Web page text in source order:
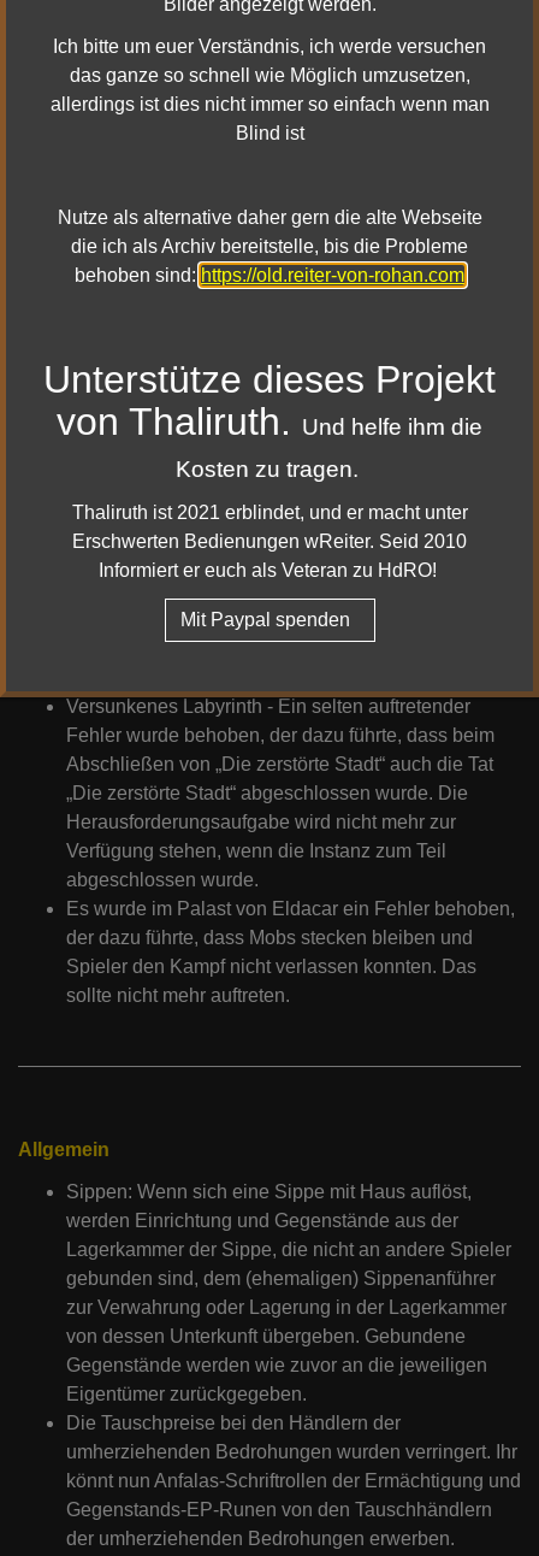
Es wurden an mehreren Orten in West-Rohan und
Gondor Lagerplatzfeuer hinzugefügt.
Das Angeln in Ost-Gondor sollte nun die richtigen
lange aktiv, wie dieser sich im Kampf befindet.
Osgiliath - „Versunkenes Labyrinth“-Instanz: Die
„Zwischenspiel: Der letzte Marsch der Ents“ sollte
nun korrekt abgeschlossen werden können.
Die Instanz „Die Gefährten brechen auf“ wurde dem
Spiegelteich in Bruchtal hinzugefügt.
den Nebenzielen gibt nun ein Countdown an, über
welchen Zeitraum man für diesen Feind Platin-
Versunkenes Labyrinth - Ein selten auftretender
Fehler wurde behoben, der dazu führte, dass beim
Abschließen von „Die zerstörte Stadt“ auch die Tat
„Die zerstörte Stadt“ abgeschlossen wurde. Die
Herausforderungsaufgabe wird nicht mehr zur
Verfügung stehen, wenn die Instanz zum Teil
abgeschlossen wurde.
Es wurde im Palast von Eldacar ein Fehler behoben,
der dazu führte, dass Mobs stecken bleiben und
Spieler den Kampf nicht verlassen konnten. Das
sollte nicht mehr auftreten.
Allgemein
Sippen: Wenn sich eine Sippe mit Haus auflöst,
werden Einrichtung und Gegenstände aus der
Lagerkammer der Sippe, die nicht an andere Spieler
gebunden sind, dem (ehemaligen) Sippenanführer
zur Verwahrung oder Lagerung in der Lagerkammer
von dessen Unterkunft übergeben. Gebundene
Gegenstände werden wie zuvor an die jeweiligen
Eigentümer zurückgegeben.
Die Tauschpreise bei den Händlern der
umherziehenden Bedrohungen wurden verringert. Ihr
könnt nun Anfalas-Schriftrollen der Ermächtigung und
Gegenstands-EP-Runen von den Tauschhändlern
der umherziehenden Bedrohungen erwerben.
Bilder angezeigt werden.
Ich bitte um euer Verständnis, ich werde versuchen
das ganze so schnell wie Möglich umzusetzen,
allerdings ist dies nicht immer so einfach wenn man
Blind ist
Nutze als alternative daher gern die alte Webseite
die ich als Archiv bereitstelle, bis die Probleme
behoben sind: https://old.reiter-von-rohan.com
Unterstütze dieses Projekt
von Thaliruth.
Und helfe ihm die
Kosten zu tragen.
Thaliruth ist 2021 erblindet, und er macht unter
Erschwerten Bedienungen wReiter. Seid 2010
Informiert er euch als Veteran zu HdRO!
Mit Paypal spenden